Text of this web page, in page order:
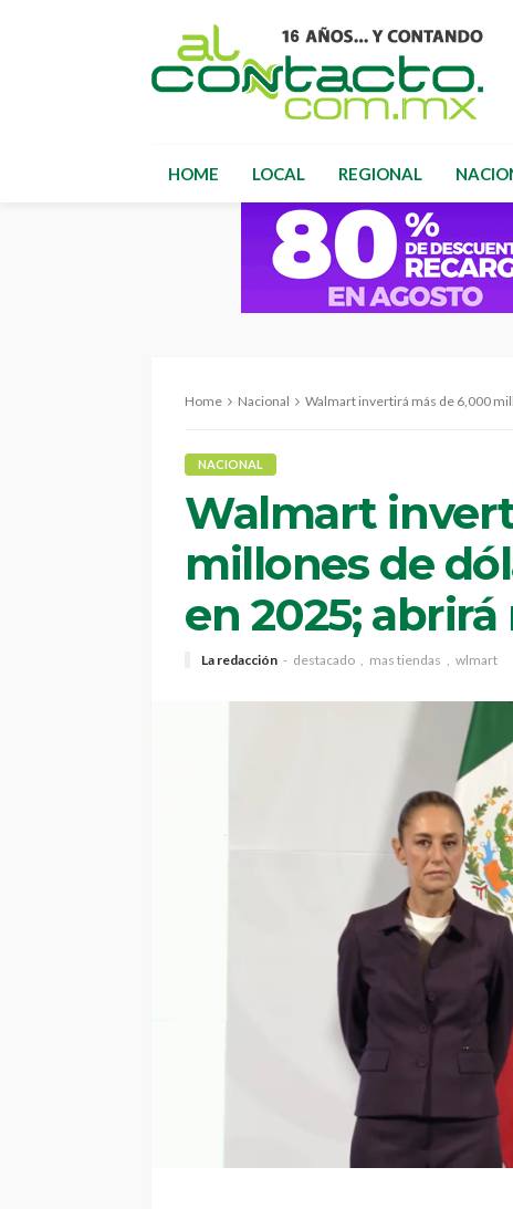
HOME LOCAL REGIONAL
Home Nacional Walmart invertirá más de 6,000 millones de
NACIONAL
Walmart
millones de
en 2025;
La redacción destacado mas tiendas wlmart